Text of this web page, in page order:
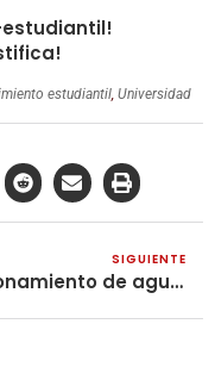
estudiantil!
estudiantil,Universidad
SIGUIENTE
Racionamiento de agua en Bogotá: ¡el capitalismo es el culpable!